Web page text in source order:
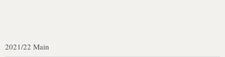
2021/22 Main